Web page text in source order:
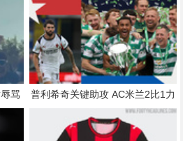
骂
普利希奇关键助攻 AC米兰2比1力